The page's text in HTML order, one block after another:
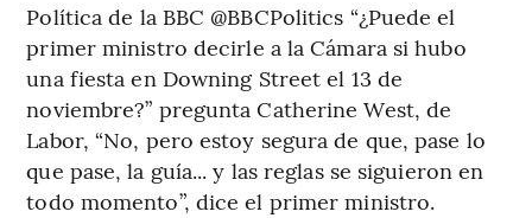
Política de la BBC @BBCPolitics “¿Puede el
primer ministro decirle a la Cámara si hubo
una fiesta en Downing Street el 13 de
noviembre?” pregunta Catherine West, de
Labor, “No, pero estoy segura de que, pase lo
que pase, la guía... y las reglas se siguieron en
todo momento”, dice el primer ministro.